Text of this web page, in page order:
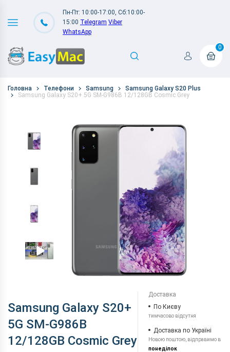
Пн-Пт: 10:00-17:00, Сб:10:00-
15:00 Telegram Viber
WhatsApp
0
Головна Телефони Samsung
Samsung Galaxy S20 Plus
Samsung Galaxy S20+ 5G SM-G986B 12/128GB Cosmic Grey
Samsung Galaxy S20+
5G SM-G986B
12/128GB Cosmic Grey
Доставка
По Києву
тимчасово відсутня
Доставка по Україні
Новою поштою, відправимо в
понеділок